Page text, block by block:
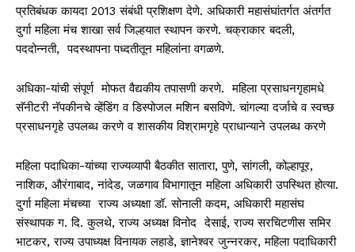
प्रतिबंधक कायदा 2013 संबंधी प्रशिक्षण देणे. अधिकारी महासंघांतर्गत अंतर्गत
दुर्गा महिला मंच शाखा सर्व जिल्हयात स्‍थापन करणे. चक्राकार बदली,
पददोन्नती, पदस्थापना पध्दतीतून महिलांना वगळणे.
अधिका-यांची संपूर्ण मोफत वैद्यकीय तपासणी करणे. महिला प्रसाधनगृहामधे
सॅनीटरी नॅपकीनचे व्हेंडिंग व डिस्पोजल मशिन बसविणे. चांगल्या दर्जाचे व स्वच्छ
प्रसाधनगृहे उपलब्ध करणे व शासकीय विश्रामगृहे प्राधान्याने उपलब्ध करणे
महिला पदाधिका-यांच्‍या राज्यव्यापी बैठकीत सातारा, पुणे, सांगली, कोल्हापूर,
नाशिक, औरंगाबाद, नांदेड, जळगाव विभागातून महिला अधिकारी उपस्थित होत्या.
दुर्गा महिला मंचच्‍या राज्य अध्यक्षा डॉ. सोनाली कदम, अधिकारी महासंघ
संस्थापक ग. दि. कुलथे, राज्य अध्यक्ष विनोद देसाई, राज्य सरचिटणीस समिर
भाटकर, राज्य उपाध्यक्ष विनायक लहाडे, ज्ञानेश्वर जुन्नरकर, महिला पदाधिकारी